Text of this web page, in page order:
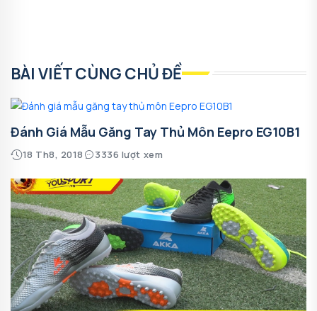
BÀI VIẾT CÙNG CHỦ ĐỀ
Đánh Giá Mẫu Găng Tay Thủ Môn Eepro EG10B1
18 Th8, 2018 3336 lượt xem